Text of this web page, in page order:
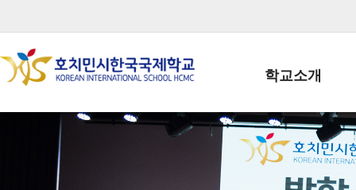
학교소개
학교장인사말
학생회장인사말
학교상징